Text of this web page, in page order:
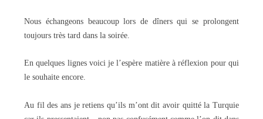
Nous échangeons beaucoup lors de dîners qui se prolongent
toujours très tard dans la soirée.
En quelques lignes voici je l’espère matière à réflexion pour qui
le souhaite encore.
Au fil des ans je retiens qu’ils m’ont dit avoir quitté la Turquie